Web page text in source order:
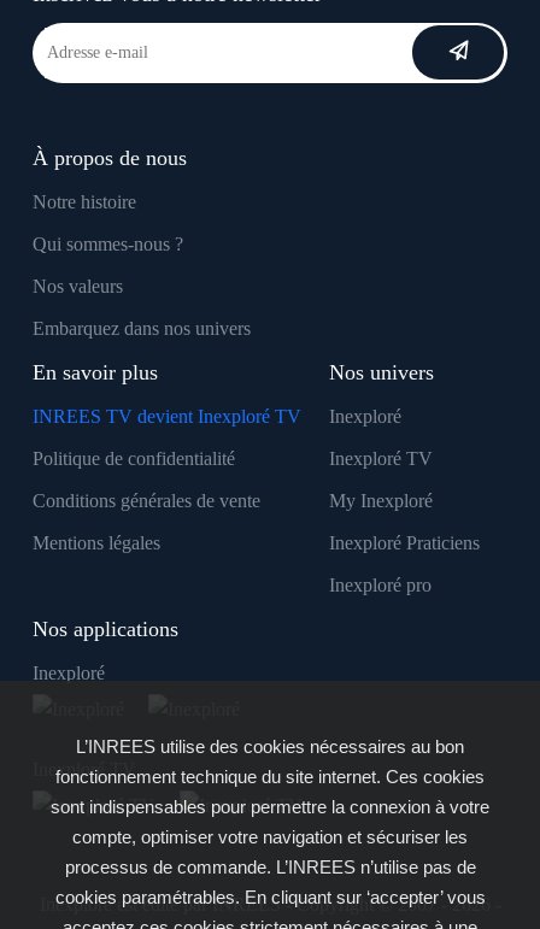
À propos de nous
Notre histoire
Qui sommes-nous ?
Nos valeurs
Embarquez dans nos univers
En savoir plus
INREES TV devient Inexploré TV
Politique de confidentialité
Conditions générales de vente
Mentions légales
Nos univers
Inexploré
Inexploré TV
My Inexploré
Inexploré Praticiens
Inexploré pro
Nos applications
Inexploré
Inexploré TV
Inexploré est édité par INREES - Copyright © 2007 - 2026 -
L’INREES utilise des cookies nécessaires au bon
fonctionnement technique du site internet. Ces cookies
sont indispensables pour permettre la connexion à votre
compte, optimiser votre navigation et sécuriser les
processus de commande. L’INREES n’utilise pas de
cookies paramétrables. En cliquant sur ‘accepter’ vous